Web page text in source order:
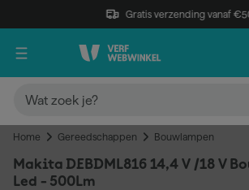
Gratis verzending vanaf
Home Gereedschappen Bouwlampen
Makita DEBDML816 14,4 V /18 V
Led - 500Lm